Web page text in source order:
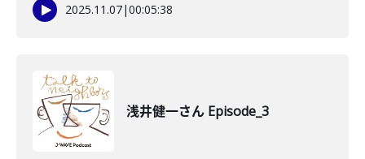
2025.11.07|00:05:38
浅井健一さん Episode_3